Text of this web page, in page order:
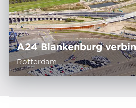
A24 Blankenburg
Rotterdam